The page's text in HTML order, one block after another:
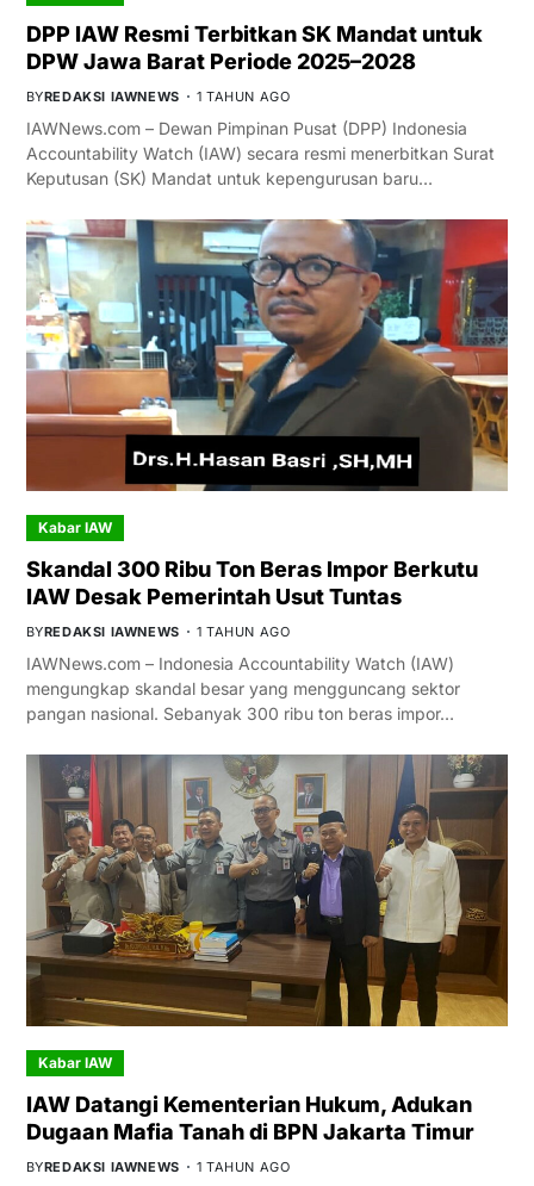
DPP IAW Resmi Terbitkan SK Mandat untuk
DPW Jawa Barat Periode 2025–2028
BYREDAKSI IAWNEWS 1 TAHUN AGO
IAWNews.com – Dewan Pimpinan Pusat (DPP) Indonesia
Accountability Watch (IAW) secara resmi menerbitkan Surat
Keputusan (SK) Mandat untuk kepengurusan baru…
Kabar IAW
Skandal 300 Ribu Ton Beras Impor Berkutu
IAW Desak Pemerintah Usut Tuntas
BYREDAKSI IAWNEWS 1 TAHUN AGO
IAWNews.com – Indonesia Accountability Watch (IAW)
mengungkap skandal besar yang mengguncang sektor
pangan nasional. Sebanyak 300 ribu ton beras impor…
Kabar IAW
IAW Datangi Kementerian Hukum, Adukan
Dugaan Mafia Tanah di BPN Jakarta Timur
BYREDAKSI IAWNEWS 1 TAHUN AGO